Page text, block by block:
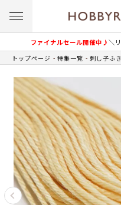
ファイナルセール開催中♪＼
トップページ 特集一覧 刺し子ふ